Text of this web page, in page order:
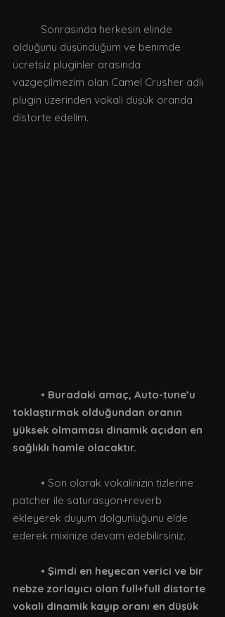
olduğunu düşündüğüm ve benimde
ücretsiz pluginler arasında
vazgeçilmezim olan Camel Crusher adlı
plugin üzerinden vokali düşük oranda
distorte edelim.
	•
Buradaki amaç, Auto-tune’u
toklaştırmak olduğundan oranın
yüksek olmaması dinamik açıdan en
sağlıklı hamle olacaktır.
patcher ile saturasyon+reverb
ekleyerek duyum dolgunluğunu elde
ederek mixinize devam edebilirsiniz.
	•
Şimdi en heyecan verici ve bir
nebze zorlayıcı olan full+full distorte
vokali dinamik kayıp oranı en düşük